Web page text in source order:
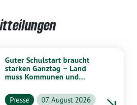
Guter Schulstart braucht
starken Ganztag – Land
muss Kommunen und
unterstützen
Presse 07. August 2026